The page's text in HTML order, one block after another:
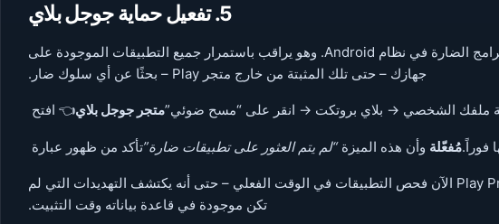
5. تفعيل حماية جوجل بلاي
يُعدّ Google Play Protect ماسحًا مدمجًا للبرامج الضارة في نظام Android. وهو يراقب باستمرار جميع التطبيقات الموجودة على
جهازك – حتى تلك المثبتة من خارج متجر Play – بحثًا عن أي سلوك ضار.
👈 افتحمتجر جوجل بلايملفك الشخصي → بلاي بروتكت → انقر على “مسح ضوئي”
تأكد من ظهور عبارة“لم يتم العثور على تطبيقات ضارة”وأن هذه الميزة مُفعّلةفوراً.
في إصدارات Android 2026، يتضمن Play Protect الآن فحص التطبيقات في الوقت الفعلي – حتى أنه يكتشف التهديدات التي لم
تكن موجودة في قاعدة بياناته وقت التثبيت.